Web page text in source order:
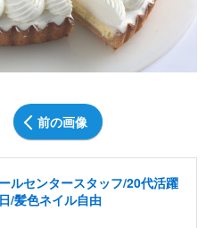
前の画像
ルセンタースタッフ/20代活躍
/髪色ネイル自由